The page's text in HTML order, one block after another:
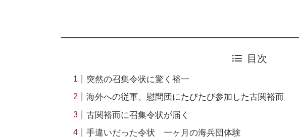
目次
突然の召集令状に驚く裕一
海外への従軍、慰問団にたびたび参加した古関裕而
古関裕而に召集令状が届く
手違いだった令状 一ヶ月の海兵団体験